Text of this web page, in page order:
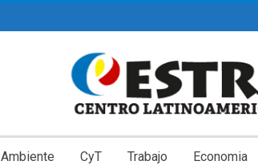
Ambiente CyT Trabajo Economia